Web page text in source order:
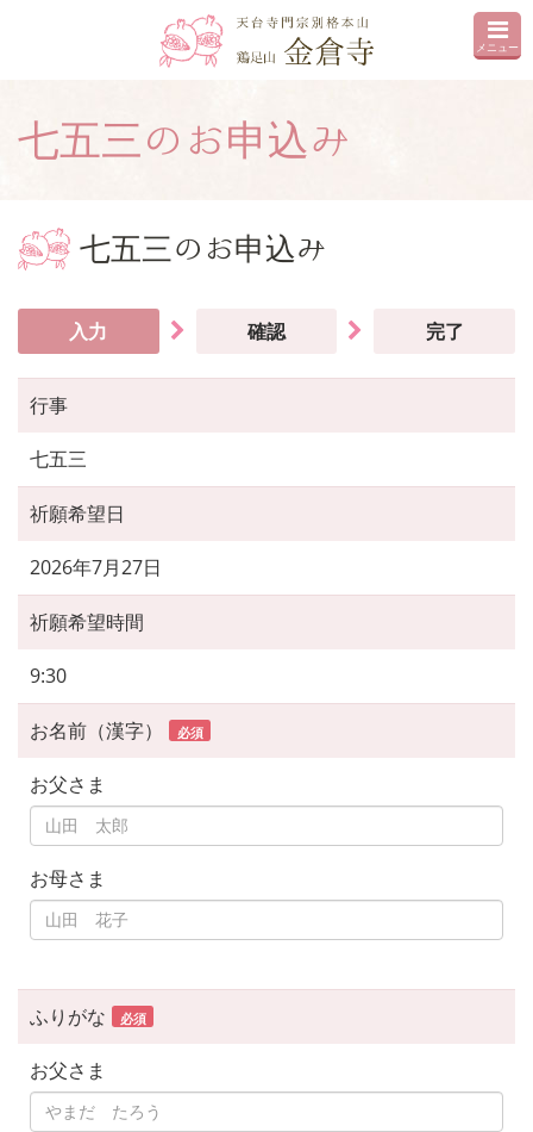
メニュー
七五三のお申込み
七五三のお申込み
入力 確認 完了
行事
七五三
祈願希望日
2026年7月27日
祈願希望時間
9:30
お名前（漢字） 必須
お父さま
お母さま
ふりがな 必須
お父さま